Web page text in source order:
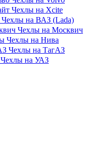
Чехлы на Xcite
Чехлы на ВАЗ (Lada)
Чехлы на Москвич
Чехлы на Нива
Чехлы на ТагАЗ
Чехлы на УАЗ